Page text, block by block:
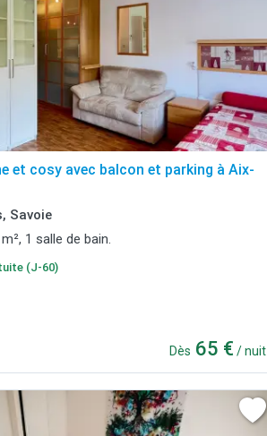
et cosy avec balcon et parking à Aix-
Savoie
1 salle de bain.
(J-60)
Dès 65 € / nuit